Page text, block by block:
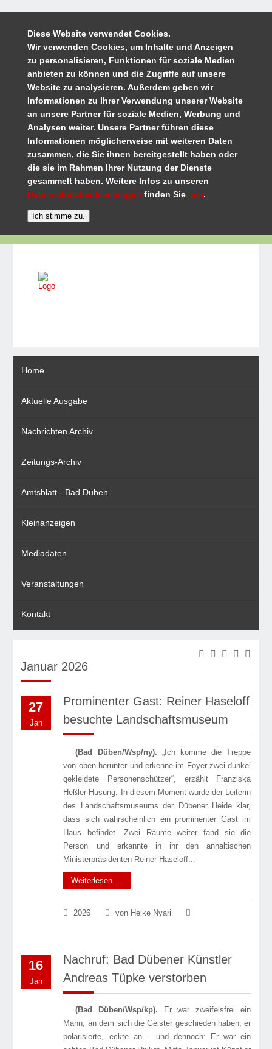
Diese Website verwendet Cookies.
Wir verwenden Cookies, um Inhalte und Anzeigen
zu personalisieren, Funktionen für soziale Medien
anbieten zu können und die Zugriffe auf unsere
Website zu analysieren. Außerdem geben wir
Informationen zu Ihrer Verwendung unserer Website
an unsere Partner für soziale Medien, Werbung und
Analysen weiter. Unsere Partner führen diese
Informationen möglicherweise mit weiteren Daten
zusammen, die Sie ihnen bereitgestellt haben oder
die sie im Rahmen Ihrer Nutzung der Dienste
gesammelt haben. Weitere Infos zu unseren
Datenschutzbestimmungen finden Sie hier.
Home
Aktuelle Ausgabe
Nachrichten Archiv
Zeitungs-Archiv
Amtsblatt - Bad Düben
Kleinanzeigen
Mediadaten
Veranstaltungen
Kontakt
Januar 2026
27
Jan
Prominenter Gast: Reiner Haseloff
besuchte Landschaftsmuseum
(Bad Düben/Wsp/ny). „Ich komme die Treppe
von oben herunter und erkenne im Foyer zwei dunkel
gekleidete Personenschützer“, erzählt Franziska
Heßler-Husung. In diesem Moment wurde der Leiterin
des Landschaftsmuseums der Dübener Heide klar,
dass sich wahrscheinlich ein prominenter Gast im
Haus befindet. Zwei Räume weiter fand sie die
Person und erkannte in ihr den anhaltischen
Ministerpräsidenten Reiner Haseloff...
Weiterlesen …
2026 von Heike Nyari
16
Jan
Nachruf: Bad Dübener Künstler
Andreas Tüpke verstorben
(Bad Düben/Wsp/kp). Er war zweifelsfrei ein
Mann, an dem sich die Geister geschieden haben, er
polarisierte, eckte an – und dennoch: Er war ein